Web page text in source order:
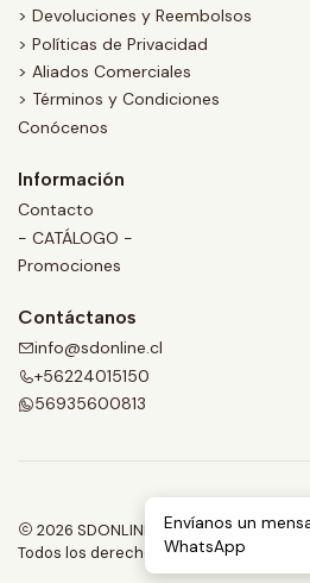
> Devoluciones y Reembolsos
> Políticas de Privacidad
> Aliados Comerciales
> Términos y Condiciones
Conócenos
Información
Contacto
- CATÁLOGO -
Promociones
Contáctanos
info@sdonline.cl
+56224015150
56935600813
2026 SDONLINE.
Todos los derechos reservados.
Envíanos un
WhatsApp